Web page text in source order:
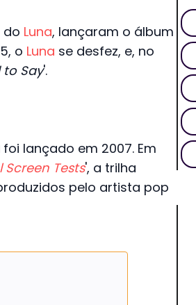
do Luna, lançaram o álbum
o Luna se desfez, e, no
to Say'.
foi lançado em 2007. Em
Screen Tests', a trilha
pelo artista pop